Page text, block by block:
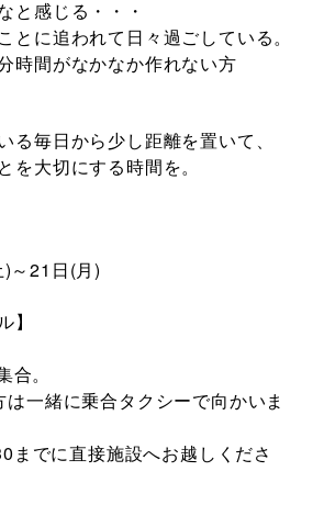
と感じる・・・
とに追われて日々過ごしている。
時間がなかなか作れない方
る毎日から少し距離を置いて、
を大切にする時間を。
～21日(月)
】
。
一緒に乗合タクシーで向かいま
までに直接施設へお越しくださ